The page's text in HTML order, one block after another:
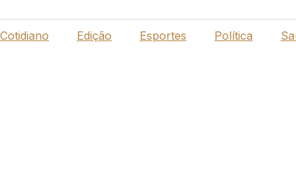
Cotidiano Edição Esportes Política